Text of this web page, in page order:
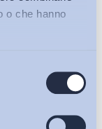
o che hanno
parti sociali,
di
sociale delle